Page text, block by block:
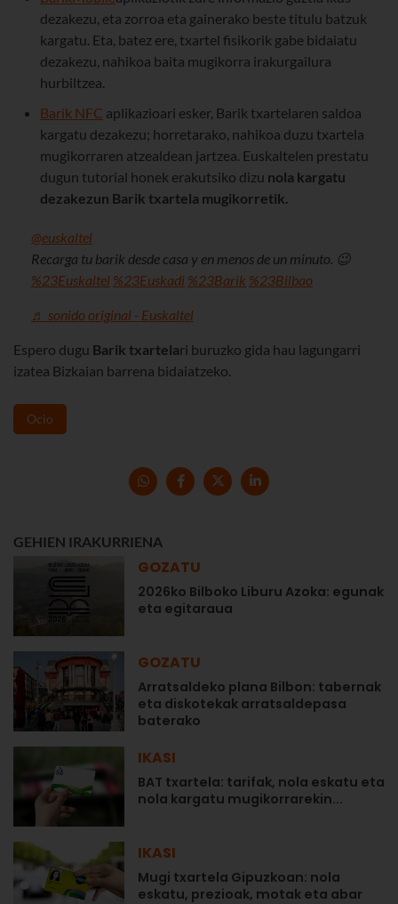
dezakezu, eta zorroa eta gainerako beste titulu batzuk
kargatu. Eta, batez ere, txartel fisikorik gabe bidaiatu
dezakezu, nahikoa baita mugikorra irakurgailura
hurbiltzea.
Barik NFC aplikazioari esker, Barik txartelaren saldoa
kargatu dezakezu; horretarako, nahikoa duzu txartela
mugikorraren atzealdean jartzea. Euskaltelen prestatu
dugun tutorial honek erakutsiko dizu nola kargatu
dezakezun Barik txartela mugikorretik.
@euskaltel
Recarga tu barik desde casa y en menos de un minuto. 😉
%23Euskaltel %23Euskadi %23Barik %23Bilbao
♬ sonido original - Euskaltel
Espero dugu Barik txartelari buruzko gida hau lagungarri
izatea Bizkaian barrena bidaiatzeko.
Ocio
GEHIEN IRAKURRIENA
GOZATU
2026ko Bilboko Liburu Azoka: egunak
eta egitaraua
GOZATU
Arratsaldeko plana Bilbon: tabernak
eta diskotekak arratsaldepasa
baterako
IKASI
BAT txartela: tarifak, nola eskatu eta
nola kargatu mugikorrarekin...
IKASI
Mugi txartela Gipuzkoan: nola
eskatu, prezioak, motak eta abar